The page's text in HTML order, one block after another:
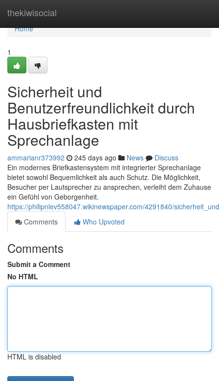
thekiwisocial
Home
Home
1
Sicherheit und
Benutzerfreundlichkeit durch
Hausbriefkasten mit
Sprechanlage
ammarianr373992 245 days ago News
Discuss
Ein modernes Briefkastensystem mit integrierter Sprechanlage
bietet sowohl Bequemlichkeit als auch Schutz. Die Möglichkeit,
Besucher per Lautsprecher zu ansprechen, verleiht dem Zuhause
ein Gefühl von Geborgenheit.
https://philipnlev558047.wikinewspaper.com/4291840/
Comments
Who Upvoted
Comments
Submit a Comment
No HTML
HTML is disabled